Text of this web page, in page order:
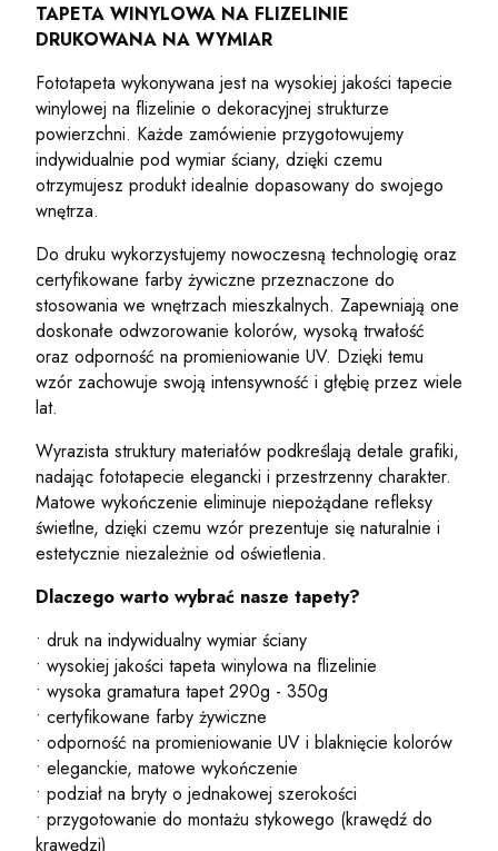
TAPETA WINYLOWA NA FLIZELINIE
DRUKOWANA NA WYMIAR
Fototapeta wykonywana jest na wysokiej jakości tapecie
winylowej na flizelinie o dekoracyjnej strukturze
powierzchni. Każde zamówienie przygotowujemy
indywidualnie pod wymiar ściany, dzięki czemu
otrzymujesz produkt idealnie dopasowany do swojego
wnętrza.
Do druku wykorzystujemy nowoczesną technologię oraz
certyfikowane farby żywiczne przeznaczone do
stosowania we wnętrzach mieszkalnych. Zapewniają one
doskonałe odwzorowanie kolorów, wysoką trwałość
oraz odporność na promieniowanie UV. Dzięki temu
wzór zachowuje swoją intensywność i głębię przez wiele
lat.
Wyrazista struktury materiałów podkreślają detale grafiki,
nadając fototapecie elegancki i przestrzenny charakter.
Matowe wykończenie eliminuje niepożądane refleksy
świetlne, dzięki czemu wzór prezentuje się naturalnie i
estetycznie niezależnie od oświetlenia.
Dlaczego warto wybrać nasze tapety?
• druk na indywidualny wymiar ściany
• wysokiej jakości tapeta winylowa na flizelinie
• wysoka gramatura tapet 290g - 350g
• certyfikowane farby żywiczne
• odporność na promieniowanie UV i blaknięcie kolorów
• eleganckie, matowe wykończenie
• podział na bryty o jednakowej szerokości
• przygotowanie do montażu stykowego (krawędź do
krawędzi)